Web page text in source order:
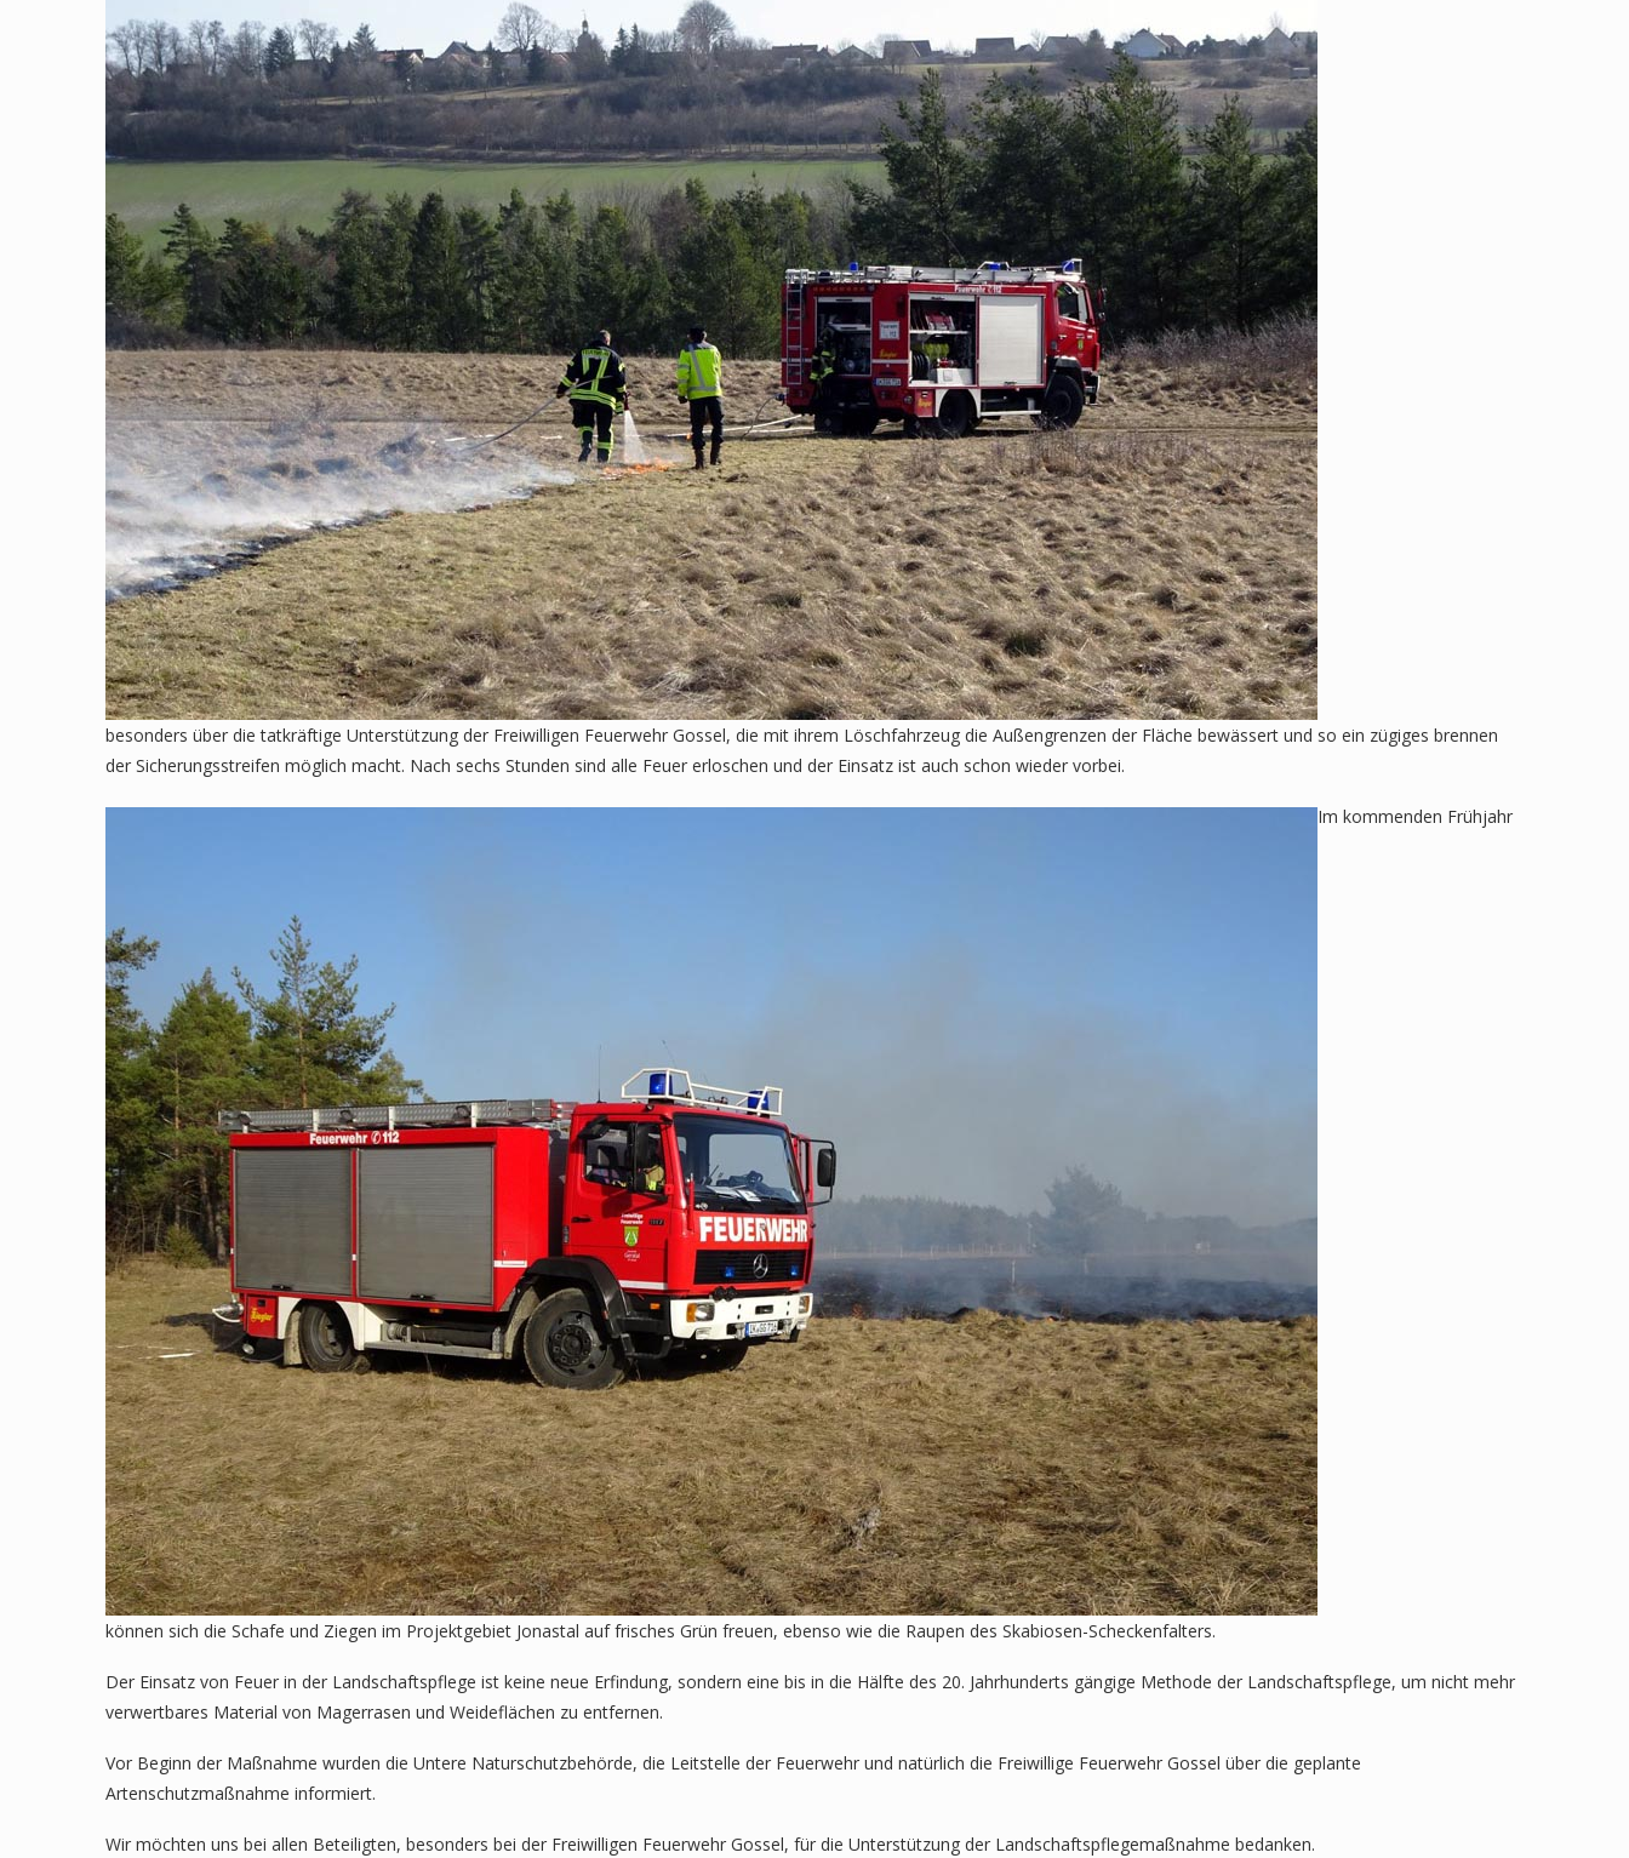
besonders über die tatkräftige Unterstützung der Freiwilligen Feuerwehr Gossel, die mit ihrem Löschfahrzeug die Außengrenzen der Fläche bewässert und so ein zügiges brennen
der Sicherungsstreifen möglich macht. Nach sechs Stunden sind alle Feuer erloschen und der Einsatz ist auch schon wieder vorbei.
Im kommenden Frühjahr
können sich die Schafe und Ziegen im Projektgebiet Jonastal auf frisches Grün freuen, ebenso wie die Raupen des Skabiosen-Scheckenfalters.
Der Einsatz von Feuer in der Landschaftspflege ist keine neue Erfindung, sondern eine bis in die Hälfte des 20. Jahrhunderts gängige Methode der Landschaftspflege, um nicht mehr
verwertbares Material von Magerrasen und Weideflächen zu entfernen.
Vor Beginn der Maßnahme wurden die Untere Naturschutzbehörde, die Leitstelle der Feuerwehr und natürlich die Freiwillige Feuerwehr Gossel über die geplante
Artenschutzmaßnahme informiert.
Wir möchten uns bei allen Beteiligten, besonders bei der Freiwilligen Feuerwehr Gossel, für die Unterstützung der Landschaftspflegemaßnahme bedanken.